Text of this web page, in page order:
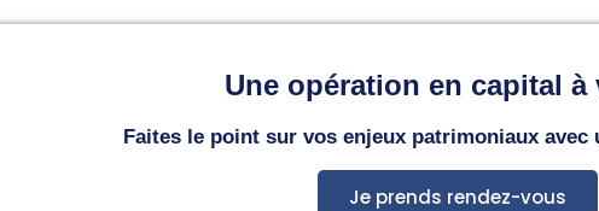
Une opération en capital à
Faites le point sur vos enjeux patrimoniaux avec
Je prends rendez-vous